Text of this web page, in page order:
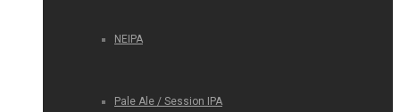
NEIPA
Pale Ale / Session IPA